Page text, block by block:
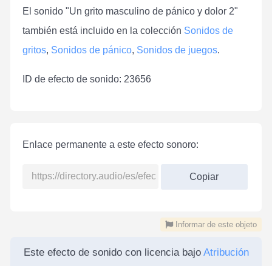
El sonido "Un grito masculino de pánico y dolor 2"
también está incluido en la colección Sonidos de
gritos, Sonidos de pánico, Sonidos de juegos.
ID de efecto de sonido: 23656
Enlace permanente a este efecto sonoro:
Copiar
Informar de este objeto
Este efecto de sonido con licencia bajo Atribución